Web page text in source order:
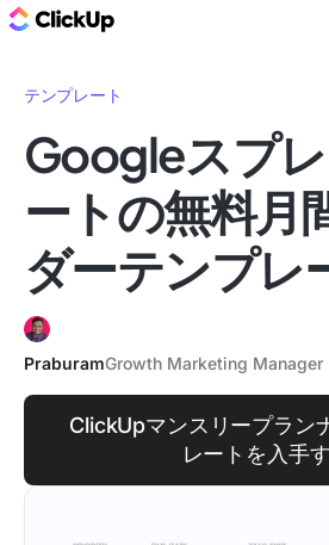
テンプレート
Googleスプ
ートの無料月
ダーテンプレ
PraburamGrowth Marketing Manager
ClickUpマンスリープラン
レートを入手